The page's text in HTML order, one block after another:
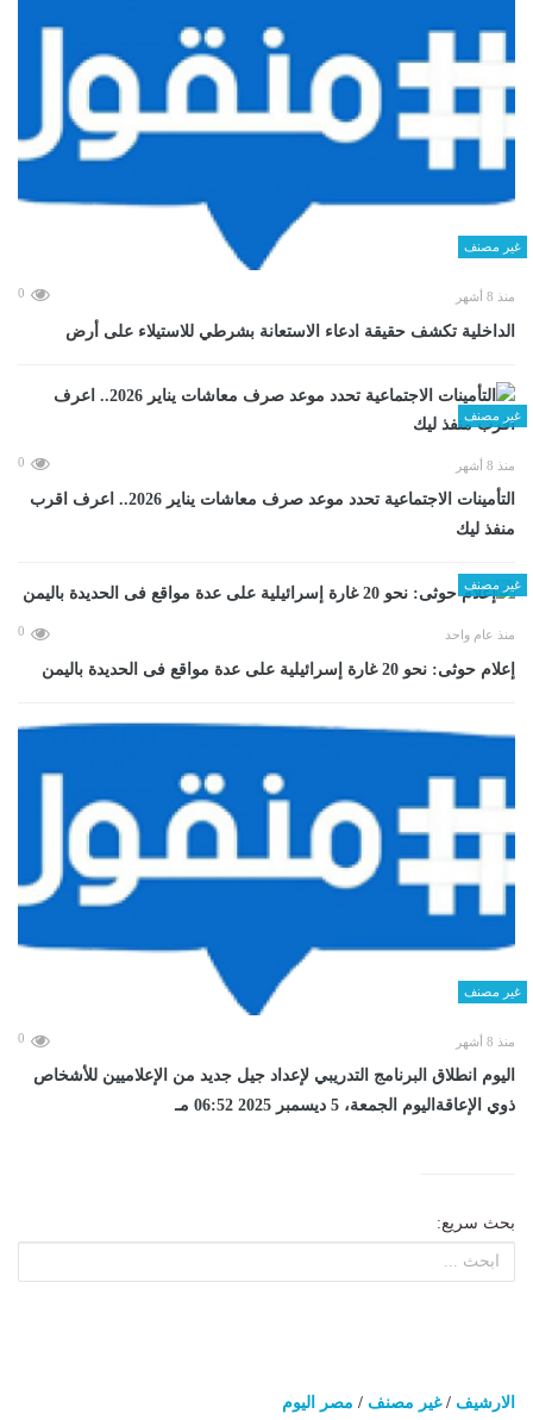
غير مصنف
منذ 8 أشهر 0
الداخلية تكشف حقيقة ادعاء الاستعانة بشرطي للاستيلاء على أرض
غير مصنف
منذ 8 أشهر 0
التأمينات الاجتماعية تحدد موعد صرف معاشات يناير 2026.. اعرف اقرب
منفذ ليك
غير مصنف
منذ عام واحد 0
إعلام حوثى: نحو 20 غارة إسرائيلية على عدة مواقع فى الحديدة باليمن
غير مصنف
منذ 8 أشهر 0
اليوم انطلاق البرنامج التدريبي لإعداد جيل جديد من الإعلاميين للأشخاص
ذوي الإعاقةاليوم الجمعة، 5 ديسمبر 2025 06:52 مـ
بحث سريع:
الارشيف /غير مصنف / مصر اليوم